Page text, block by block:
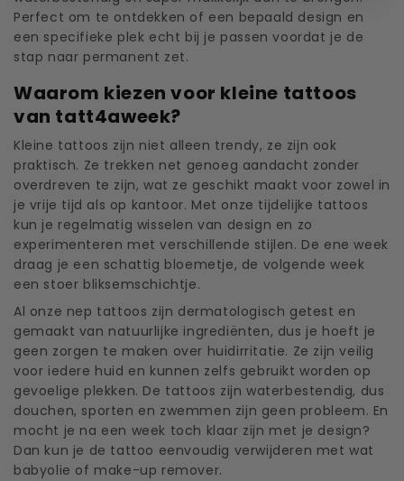
Perfect om te ontdekken of een bepaald design en
een specifieke plek echt bij je passen voordat je de
stap naar permanent zet.
Waarom kiezen voor kleine tattoos
van tatt4aweek?
Kleine tattoos zijn niet alleen trendy, ze zijn ook
praktisch. Ze trekken net genoeg aandacht zonder
overdreven te zijn, wat ze geschikt maakt voor zowel in
je vrije tijd als op kantoor. Met onze tijdelijke tattoos
kun je regelmatig wisselen van design en zo
experimenteren met verschillende stijlen. De ene week
draag je een schattig bloemetje, de volgende week
een stoer bliksemschichtje.
Al onze nep tattoos zijn dermatologisch getest en
gemaakt van natuurlijke ingrediënten, dus je hoeft je
geen zorgen te maken over huidirritatie. Ze zijn veilig
voor iedere huid en kunnen zelfs gebruikt worden op
gevoelige plekken. De tattoos zijn waterbestendig, dus
douchen, sporten en zwemmen zijn geen probleem. En
mocht je na een week toch klaar zijn met je design?
Dan kun je de tattoo eenvoudig verwijderen met wat
babyolie of make-up remover.